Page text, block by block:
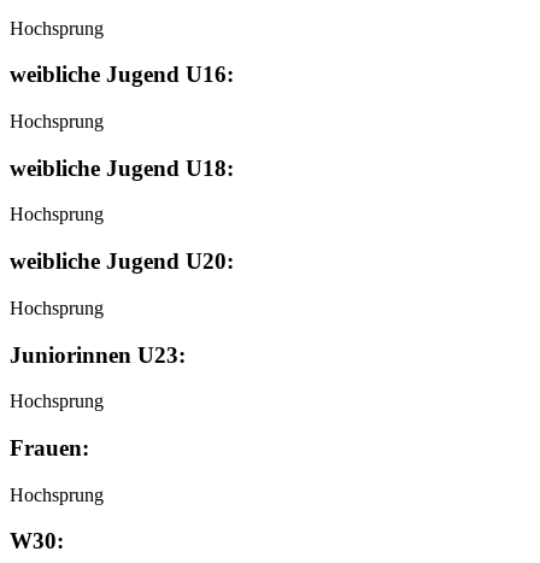
Hochsprung
weibliche Jugend U16:
Hochsprung
weibliche Jugend U18:
Hochsprung
weibliche Jugend U20:
Hochsprung
Juniorinnen U23:
Hochsprung
Frauen:
Hochsprung
W30: